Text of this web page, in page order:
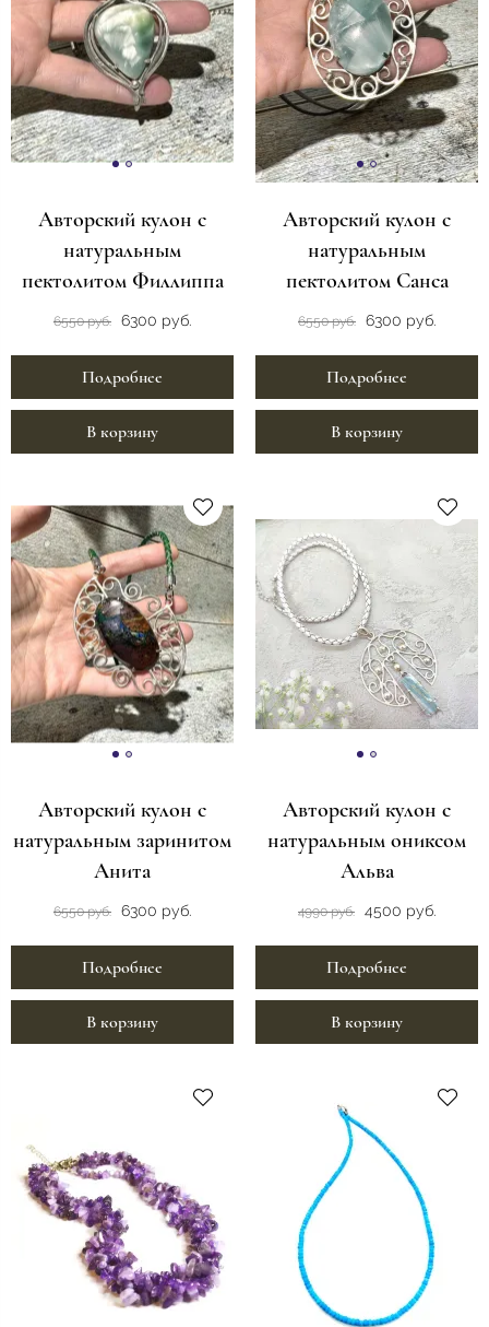
Авторский кулон с
натуральным
пектолитом Филлиппа
6550 руб. 6300 руб.
Подробнее
В корзину
Авторский кулон с
натуральным
пектолитом Санса
6550 руб. 6300 руб.
Подробнее
В корзину
Авторский кулон с
натуральным заринитом
Анита
6550 руб. 6300 руб.
Подробнее
В корзину
Авторский кулон с
натуральным ониксом
Альва
4990 руб. 4500 руб.
Подробнее
В корзину